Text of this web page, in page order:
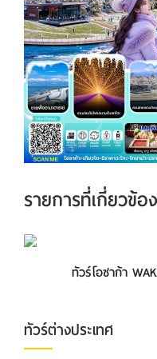
รายการที่เกี่ยวข้อง
ทัวร์โอซาก้า
ทัวร์ต่างประเทศ